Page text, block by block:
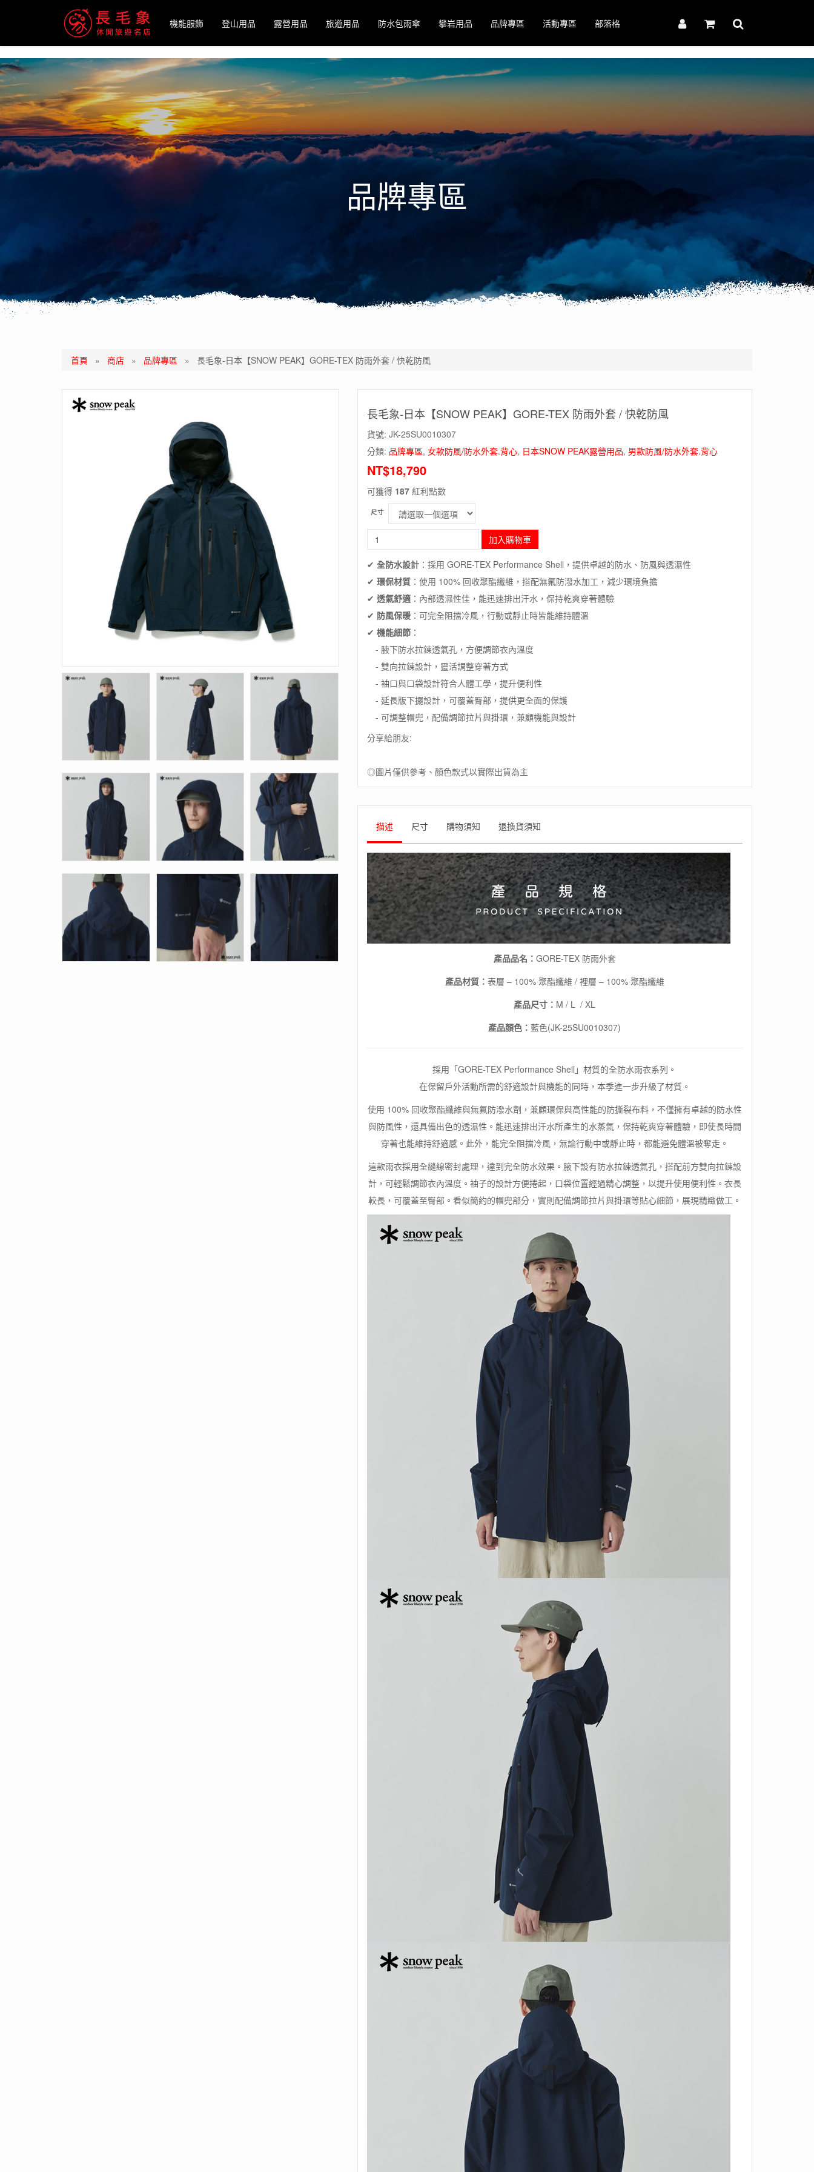
機能服飾
登山用品 露營用品 旅遊用品 防水包雨傘 攀岩用品 品牌專區 活動專區 部落格
品牌專區
首頁 » 商店 » 品牌專區 » 長毛象-日本【SNOW PEAK】GORE-TEX 防雨外套 / 快乾防風
長毛象-日本【SNOW PEAK】GORE-TEX 防雨外套 / 快乾防風
貨號: JK-25SU0010307
分類: 品牌專區, 女款防風/防水外套.背心, 日本SNOW PEAK露營用品, 男款防風/防水外套.背心
NT$18,790
可獲得 187紅利點數
尺寸
毛
日
本
【SNOW
GORE-
TEX
風
量
加入購物車
✔ 全防水設計：採用 GORE-TEX Performance Shell，提供卓越的防水、防風與透濕性
✔ 環保材質：使用 100% 回收聚酯纖維，搭配無氟防潑水加工，減少環境負擔
✔ 透氣舒適：內部透濕性佳，能迅速排出汗水，保持乾爽穿著體驗
✔ 防風保暖：可完全阻擋冷風，行動或靜止時皆能維持體溫
✔ 機能細節：
- 腋下防水拉鍊透氣孔，方便調節衣內溫度
- 雙向拉鍊設計，靈活調整穿著方式
- 袖口與口袋設計符合人體工學，提升便利性
- 延長版下擺設計，可覆蓋臀部，提供更全面的保護
- 可調整帽兜，配備調節拉片與掛環，兼顧機能與設計
分享給朋友:
◎圖片僅供參考、顏色款式以實際出貨為主
描述 尺寸 購物須知 退換貨須知
產品品名： GORE-TEX 防雨外套
產品材質： 表層 – 100% 聚酯纖維 / 裡層 – 100% 聚酯纖維
產品尺寸： M / L / XL
產品顏色：藍色(JK-25SU0010307)
採用「GORE-TEX Performance Shell」材質的全防水雨衣系列。
在保留戶外活動所需的舒適設計與機能的同時，本季進一步升級了材質。
使用 100% 回收聚酯纖維與無氟防潑水劑，兼顧環保與高性能的防撕裂布料，不僅擁有卓越的防水性
與防風性，還具備出色的透濕性。能迅速排出汗水所產生的水蒸氣，保持乾爽穿著體驗，即使長時間
穿著也能維持舒適感。此外，能完全阻擋冷風，無論行動中或靜止時，都能避免體溫被奪走。
這款雨衣採用全縫線密封處理，達到完全防水效果。腋下設有防水拉鍊透氣孔，搭配前方雙向拉鍊設
計，可輕鬆調節衣內溫度。袖子的設計方便捲起，口袋位置經過精心調整，以提升使用便利性。衣長
較長，可覆蓋至臀部。看似簡約的帽兜部分，實則配備調節拉片與掛環等貼心細節，展現精緻做工。